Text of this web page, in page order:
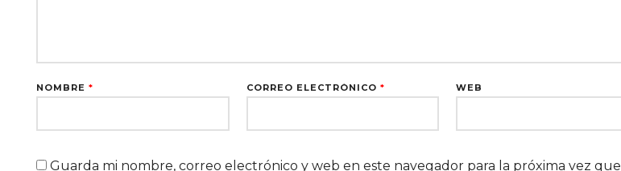
NOMBRE * CORREO ELECTRÓNICO * WEB
Guarda mi nombre, correo electrónico y web en este navegador para la próxima vez que